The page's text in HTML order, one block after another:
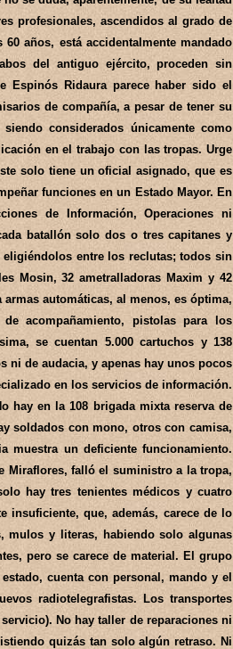
profesionales, ascendidos al grado de
años, está accidentalmente mandado
del antiguo ejército, proceden sin
Espinós Ridaura parece haber sido el
de compañía, a pesar de tener su
considerados únicamente como
en el trabajo con las tropas. Urge
solo tiene un oficial asignado, que es
funciones en un Estado Mayor. En
de Información, Operaciones ni
batallón solo dos o tres capitanes y
entre los reclutas; todos sin
Mosin, 32 ametralladoras Maxim y 42
automáticas, al menos, es óptima,
acompañamiento, pistolas para los
se cuentan 5.000 cartuchos y 138
ni de audacia, y apenas hay unos pocos
en los servicios de información.
hay en la 108 brigada mixta reserva de
soldados con mono, otros con camisa,
muestra un deficiente funcionamiento.
Miraflores, falló el suministro a la tropa,
hay tres tenientes médicos y cuatro
insuficiente, que, además, carece de lo
mulos y literas, habiendo solo algunas
pero se carece de material. El grupo
cuenta con personal, mando y el
radiotelegrafistas. Los transportes
No hay taller de reparaciones ni
quizás tan solo algún retraso. Ni